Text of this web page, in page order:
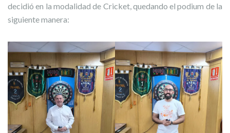
decidió en la modalidad de Cricket, quedando el podium de la
siguiente manera: